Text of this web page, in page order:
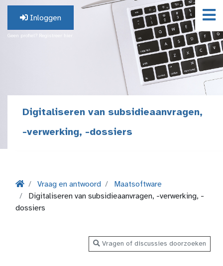
Inloggen
Geen profiel? Registreer hier.
Digitaliseren van subsidieaanvragen,
-verwerking, -dossiers
Vraag en antwoord
Maatsoftware
Digitaliseren van subsidieaanvragen, -verwerking, -
dossiers
Vragen of discussies doorzoeken